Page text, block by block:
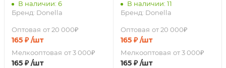
В наличии: 6
Бренд: Donella
Оптовая от 20 000₽
165 ₽ /шт
Мелкооптовая от 3 000₽
165 ₽ /шт
В наличии: 11
Бренд: Donella
Оптовая от 20 000₽
165₽ /шт
Мелкооптовая от 3 000₽
165₽ /шт